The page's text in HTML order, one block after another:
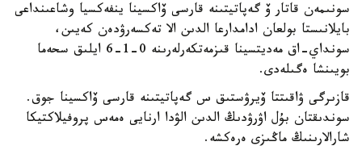
سونىمەن قاتار ۆ گەپاتيتىنە قارسى ۆاكسينا ينفەكسيا وشاعىنداعى
بايلانىستا بولعان ادامدارعا الدىن الا تەكسەرۋدەن كەيىن،
سونداي-اق مەديتسينا قىزمەتكەرلەرىنە 0-1-6 ايلىق سحەما
بويىنشا ەگىلەدى.
قازىرگى ۋاقىتتا ۆيرۋستىق س گەپاتيتىنە قارسى ۆاكسينا جوق.
سوندىقتان بۇل اۋرۋدىڭ الدىن الۋدا ارنايى ەمەس پروفيلاكتيكا
شارالارىنىڭ ماڭىزى ەرەكشە.